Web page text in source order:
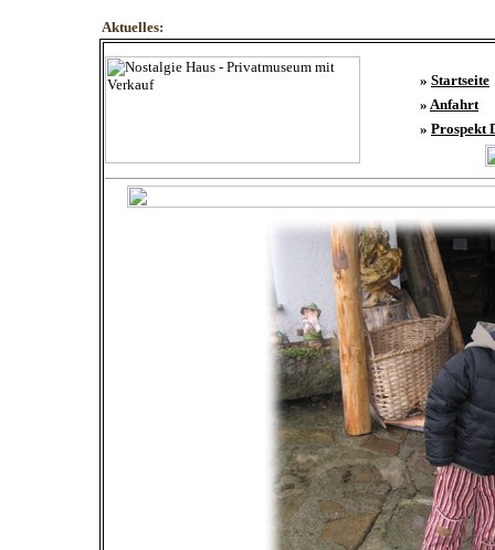
Aktuelles:
» Startseite
» Anfahrt
» Prospekt